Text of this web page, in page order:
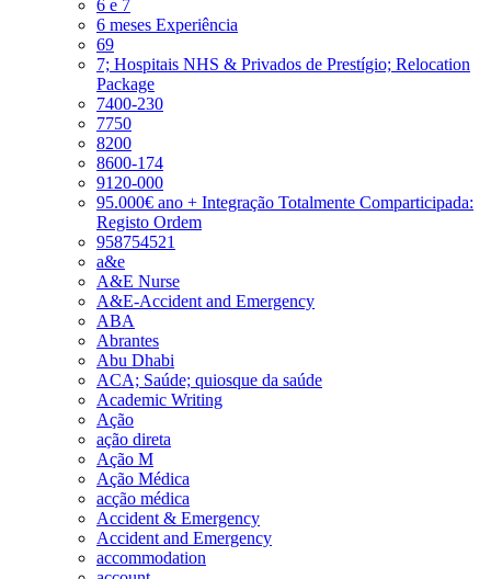
6 e 7
6 meses Experiência
69
7; Hospitais NHS & Privados de Prestígio; Relocation
Package
7400-230
7750
8200
8600-174
9120-000
95.000€ ano + Integração Totalmente Comparticipada:
Registo Ordem
958754521
a&e
A&E Nurse
A&E-Accident and Emergency
ABA
Abrantes
Abu Dhabi
ACA; Saúde; quiosque da saúde
Academic Writing
Ação
ação direta
Ação M
Ação Médica
acção médica
Accident & Emergency
Accident and Emergency
accommodation